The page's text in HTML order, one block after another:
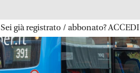
Sei già registrato / abbonato? ACCEDI